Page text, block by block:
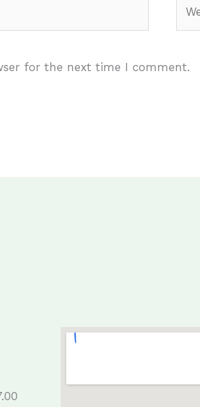
for the next time I comment.